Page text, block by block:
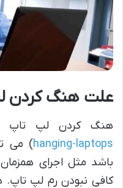
علت هنگ کردن
هنگ کردن لپ تاپ
hanging-laptops) می
باشد مثل اجرای
کافی نبودن رم لپ